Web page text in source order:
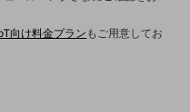
向け料金プランもご用意してお